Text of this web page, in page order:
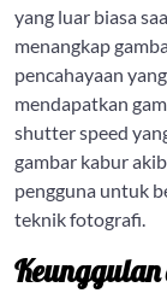
yang luar biasa
menangkap
pencahayaan
mendapatkan
shutter speed
gambar kabur
pengguna untuk
teknik fotografi.